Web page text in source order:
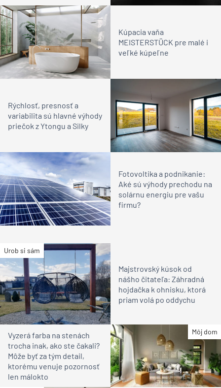
Kúpacia vaňa
MEISTERSTÜCK pre malé i
veľké kúpeľne
Rýchlosť, presnosť a
variabilita sú hlavné výhody
priečok z Ytongu a Silky
Fotovoltika a podnikanie:
Aké sú výhody prechodu na
solárnu energiu pre vašu
firmu?
Urob si sám
Majstrovský kúsok od
nášho čitateľa: Záhradná
hojdačka k ohnisku, ktorá
priam volá po oddychu
Môj dom
Vyzerá farba na stenách
trocha inak, ako ste čakali?
Môže byť za tým detail,
ktorému venuje pozornosť
len málokto